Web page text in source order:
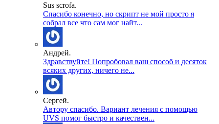
Sus scrofa.
Спасибо конечно, но скрипт не мой просто я
собрал все что сам мог найт...
Андрей.
Здравствуйте! Попробовал ваш способ и десяток
всяких других, ничего не...
Сергей.
Автору спасибо. Вариант лечения с помощью
UVS помог быстро и качествен...